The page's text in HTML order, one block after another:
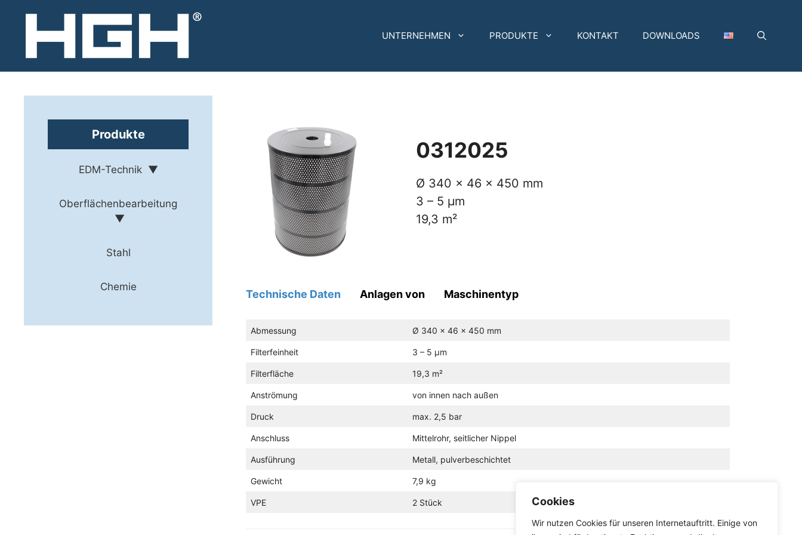
Cookies
Wir nutzen Cookies für unseren Internetauftritt. Einige von
UNTERNEHMEN PRODUKTE KONTAKT DOWNLOADS
0312025
Ø 340 x 46 x 450 mm
3 – 5 µm
19,3 m²
Technische Daten Anlagen von Maschinentyp
Abmessung Ø 340 x 46 x 450 mm
Filterfeinheit 3 – 5 µm
Filterfläche 19,3 m²
Anströmung von innen nach außen
Druck max. 2,5 bar
Anschluss Mittelrohr, seitlicher Nippel
Ausführung Metall, pulverbeschichtet
Gewicht 7,9 kg
VPE 2 Stück
Produkte
EDM-Technik
Oberflächenbearbeitung
Stahl
Chemie